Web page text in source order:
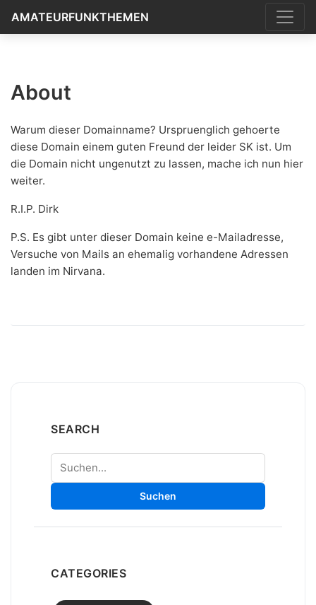
AMATEURFUNKTHEMEN
About
Warum dieser Domainname? Urspruenglich gehoerte
diese Domain einem guten Freund der leider SK ist. Um
die Domain nicht ungenutzt zu lassen, mache ich nun hier
weiter.
R.I.P. Dirk
P.S. Es gibt unter dieser Domain keine e-Mailadresse,
Versuche von Mails an ehemalig vorhandene Adressen
landen im Nirvana.
SEARCH
Suchen
Suchen
CATEGORIES